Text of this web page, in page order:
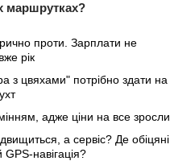
маршрутках?
проти. Зарплати не
рік
з цвяхами" потрібно здати на
адже ціни на все зросли
а сервіс? Де обіцяні
навігація?